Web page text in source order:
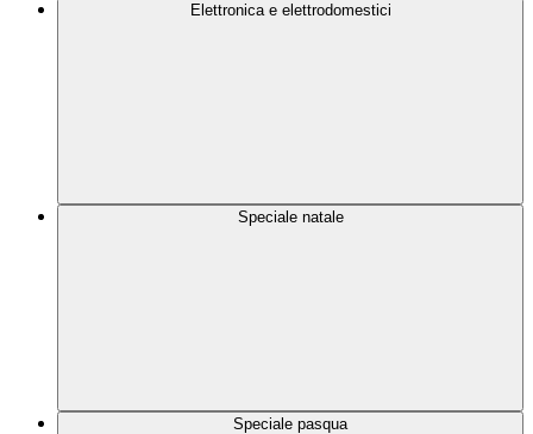
Elettronica e elettrodomestici
Speciale natale
Speciale pasqua